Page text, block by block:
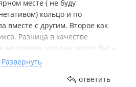
месте ( не буду
кольцо и по
вместе с другим. Второе как
Разница в качестве
не думала, что она может быть
с ним станет? Но новое кольцо
и не знаю даже,
маме дарила на 8 марта
Развернуть
ответить